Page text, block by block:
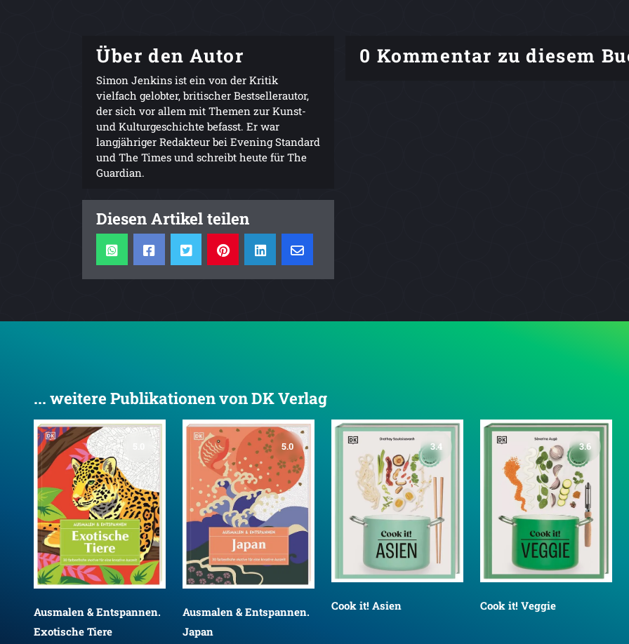
Über den Autor
Simon Jenkins ist ein von der Kritik
vielfach gelobter, britischer Bestsellerautor,
der sich vor allem mit Themen zur Kunst-
und Kulturgeschichte befasst. Er war
langjähriger Redakteur bei Evening Standard
und The Times und schreibt heute für The
Guardian.
Diesen Artikel teilen
0 Kommentar zu diesem
... weitere Publikationen von DK Verlag
Ausmalen & Entspannen.
Exotische Tiere
5.0
Ausmalen & Entspannen.
Japan
3.4
Cook it! Asien
3.6
Cook it! Veggie